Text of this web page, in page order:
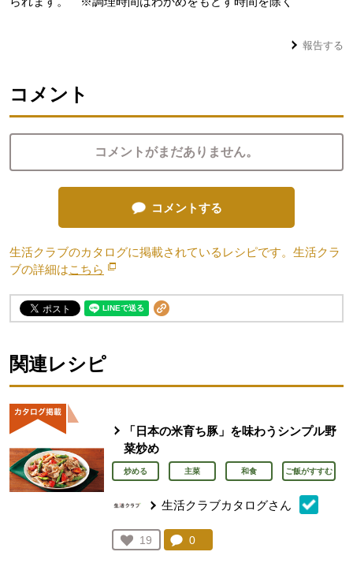
報告する
コメント
コメントがまだありません。
コメントする
生活クラブのカタログに掲載されているレシピです。生活クラ
ブの詳細はこちら 別のウィンドウで開きます。
関連レシピ
「日本の米育ち豚」を味わうシンプル野
菜炒め
炒める 主菜 和食 ご飯がすすむ
生活クラブカタログさん
お気に入り登録：
19
人が登録
コメント：
0